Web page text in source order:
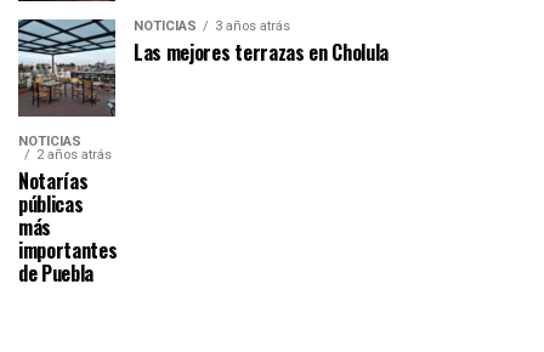
NOTICIAS 3 años atrás
Las mejores terrazas en Cholula
NOTICIAS
2 años atrás
Notarías
públicas
más
importantes
de Puebla